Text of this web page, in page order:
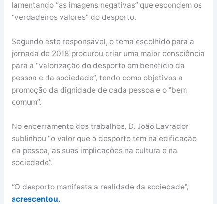
lamentando “as imagens negativas” que escondem os
“verdadeiros valores” do desporto.
Segundo este responsável, o tema escolhido para a
jornada de 2018 procurou criar uma maior consciência
para a “valorização do desporto em benefício da
pessoa e da sociedade”, tendo como objetivos a
promoção da dignidade de cada pessoa e o “bem
comum”.
No encerramento dos trabalhos, D. João Lavrador
sublinhou “o valor que o desporto tem na edificação
da pessoa, as suas implicações na cultura e na
sociedade”.
“O desporto manifesta a realidade da sociedade”,
acrescentou.